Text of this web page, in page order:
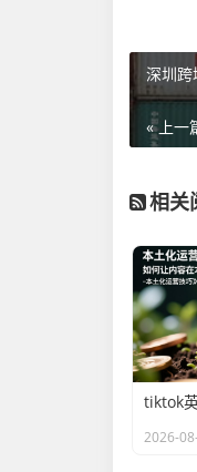
深圳跨
« 上一
相关
2026-